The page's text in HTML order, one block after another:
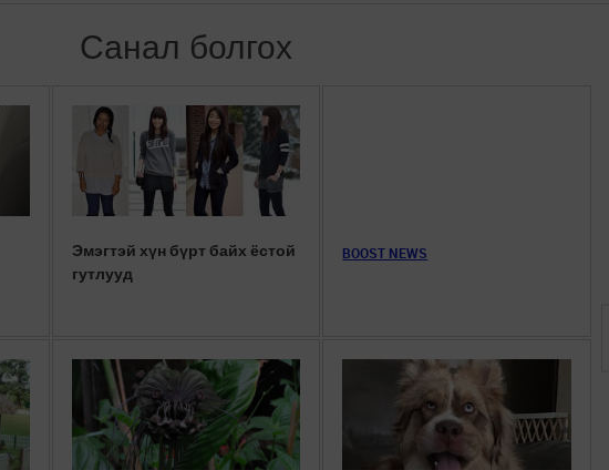
Санал болгох
Эмэгтэй хүн бүрт байх ёстой
гутлууд
BOOST NEWS